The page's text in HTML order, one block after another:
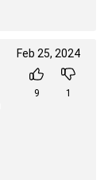
Feb 25, 2024
9 1